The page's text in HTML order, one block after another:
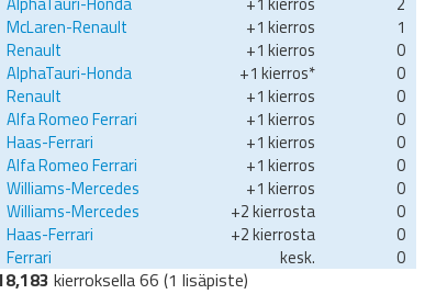
McLaren-Renault +1 kierros
1
Renault +1 kierros
0
AlphaTauri-Honda +1 kierros*
0
Renault +1 kierros
0
Alfa Romeo Ferrari +1 kierros
0
Haas-Ferrari +1 kierros
0
Alfa Romeo Ferrari +1 kierros
0
Williams-Mercedes +1 kierros
0
Williams-Mercedes +2 kierrosta
0
Haas-Ferrari +2 kierrosta
0
Ferrari kesk. 0
kierroksella 66 (1 lisäpiste)